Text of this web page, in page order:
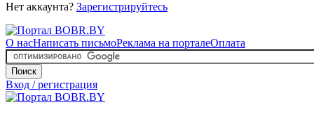
Нет аккаунта? Зарегистрируйтесь
О насНаписать письмоРеклама на порталеОплата
Поиск
Вход / регистрация